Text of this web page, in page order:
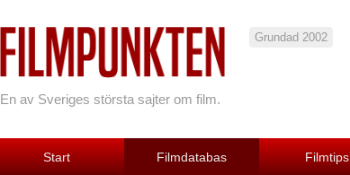
En av Sveriges största sajter om film.
Grundad 2002
Start Filmdatabas Filmtips